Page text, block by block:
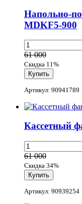
Напольно-
MDKF5-900
61 000
Скидка 11%
Артикул: 90941789
Кассетный
61 000
Скидка 34%
Артикул: 90939254